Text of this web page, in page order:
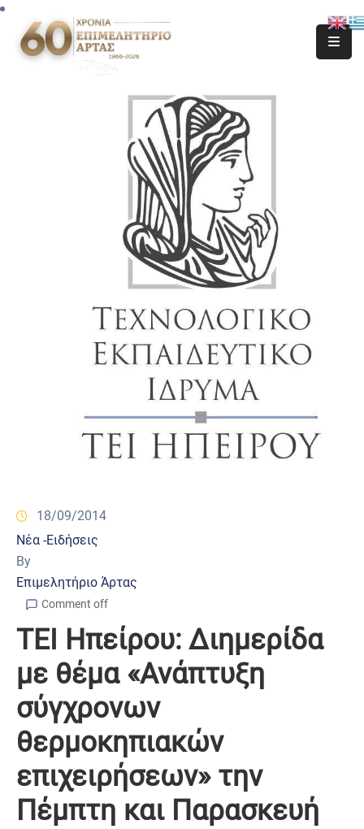
18/09/2014
Νέα -Ειδήσεις
By
Επιμελητήριο Άρτας
Comment off
ΤΕΙ Ηπείρου: Διημερίδα
με θέμα «Ανάπτυξη
σύγχρονων
θερμοκηπιακών
επιχειρήσεων» την
Πέμπτη και Παρασκευή